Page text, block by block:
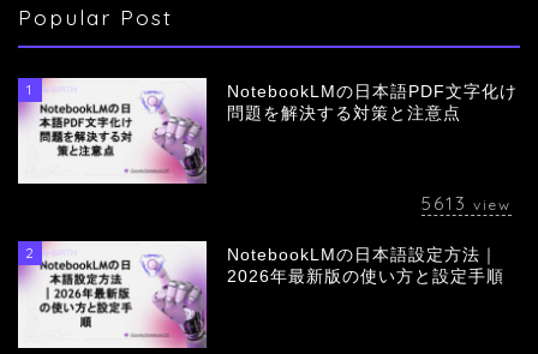
Popular Post
1
NotebookLMの日本語PDF文字化け
問題を解決する対策と注意点
5613 view
2
NotebookLMの日本語設定方法｜
2026年最新版の使い方と設定手順
会社概要